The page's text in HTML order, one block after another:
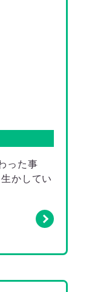
った事
かしてい